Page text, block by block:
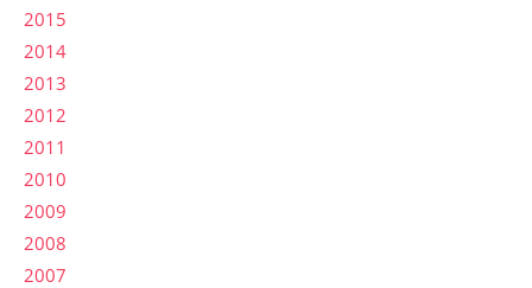
2015
2014
2013
2012
2011
2010
2009
2008
2007